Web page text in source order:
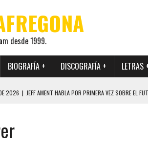
desde 1999.
BIOGRAFÍA + DISCOGRAFÍA + LETRAS
2026 | JEFF AMENT HABLA POR PRIMERA VEZ SOBRE EL
JAM REAPARECEN EN OHANA 2026 EN MEDIO DE LA